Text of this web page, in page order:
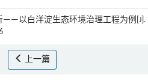
——以白洋淀生态环境治理工程为例[J].
上一篇